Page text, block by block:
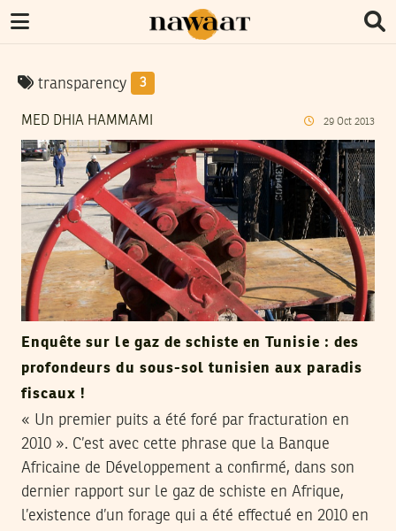
transparency 3
MED DHIA HAMMAMI 29 Oct 2013
Enquête sur le gaz de schiste en Tunisie : des
profondeurs du sous-sol tunisien aux paradis
fiscaux !
« Un premier puits a été foré par fracturation en
2010 ». C’est avec cette phrase que la Banque
Africaine de Développement a confirmé, dans son
dernier rapport sur le gaz de schiste en Afrique,
l’existence d’un forage qui a été effectué en 2010 en